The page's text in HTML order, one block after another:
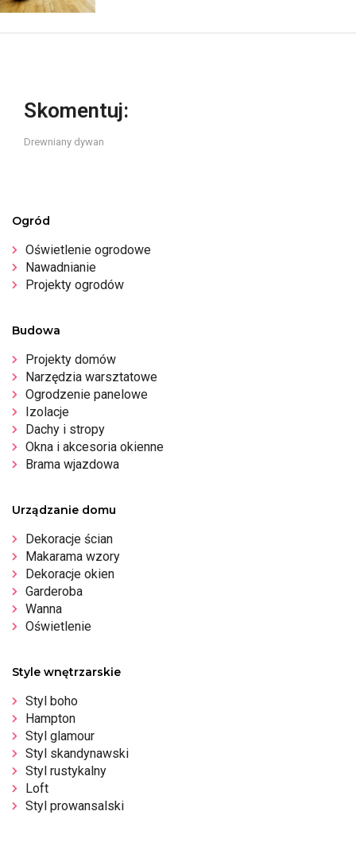
Skomentuj:
Drewniany dywan
Ogród
Oświetlenie ogrodowe
Nawadnianie
Projekty ogrodów
Budowa
Projekty domów
Narzędzia warsztatowe
Ogrodzenie panelowe
Izolacje
Dachy i stropy
Okna i akcesoria okienne
Brama wjazdowa
Urządzanie domu
Dekoracje ścian
Makarama wzory
Dekoracje okien
Garderoba
Wanna
Oświetlenie
Style wnętrzarskie
Styl boho
Hampton
Styl glamour
Styl skandynawski
Styl rustykalny
Loft
Styl prowansalski